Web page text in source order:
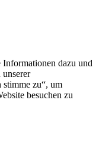
Informationen dazu und
zu“, um
besuchen zu